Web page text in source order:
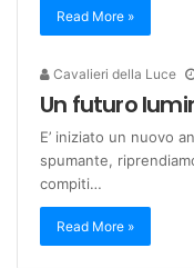
Read More »
Cavalieri della Luce
Un futuro
E’ iniziato un nuovo
spumante,
compiti…
Read More »